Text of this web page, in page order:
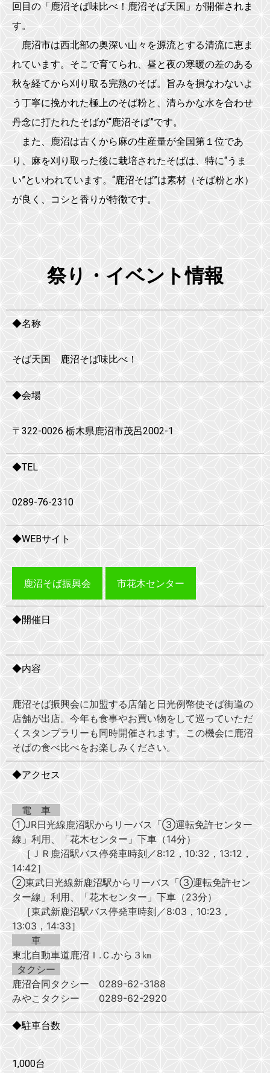
回目の「鹿沼そば味比べ！鹿沼そば天国」が開催されま
す。
鹿沼市は西北部の奥深い山々を源流とする清流に恵ま
れています。そこで育てられ、昼と夜の寒暖の差のある
秋を経てから刈り取る完熟のそば。旨みを損なわないよ
う丁寧に挽かれた極上のそば粉と、清らかな水を合わせ
丹念に打たれたそばが“鹿沼そば”です。
また、鹿沼は古くから麻の生産量が全国第１位であ
り、麻を刈り取った後に栽培されたそばは、特に“うま
い”といわれています。“鹿沼そば”は素材（そば粉と水）
が良く、コシと香りが特徴です。
祭り・イベント情報
◆名称
そば天国 鹿沼そば味比べ！
◆会場
〒322-0026 栃木県鹿沼市茂呂2002-1
◆TEL
0289-76-2310
◆WEBサイト
鹿沼そば振興会 市花木センター
◆開催日
◆内容
鹿沼そば振興会に加盟する店舗と日光例幣使そば街道の
店舗が出店。今年も食事やお買い物をして巡っていただ
くスタンプラリーも同時開催されます。この機会に鹿沼
そばの食べ比べをお楽しみください。
◆アクセス
電 車
①JR日光線鹿沼駅からリーバス「③運転免許センター
線」利用、「花木センター」下車（14分）
［ＪＲ鹿沼駅バス停発車時刻／8:12，10:32，13:12，
14:42］
②東武日光線新鹿沼駅からリーバス「③運転免許セン
ター線」利用、「花木センター」下車（23分）
［東武新鹿沼駅バス停発車時刻／8:03，10:23，
13:03，14:33］
車
東北自動車道鹿沼Ｉ.Ｃ.から３㎞
タクシー
鹿沼合同タクシー 0289-62-3188
みやこタクシー 0289-62-2920
◆駐車台数
1,000台